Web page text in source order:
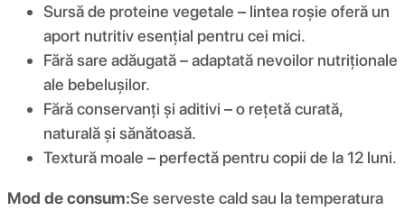
Sursă de proteine vegetale – lintea roșie oferă un
aport nutritiv esențial pentru cei mici.
Fără sare adăugată – adaptată nevoilor nutriționale
ale bebelușilor.
Fără conservanți și aditivi – o rețetă curată,
naturală și sănătoasă.
Textură moale – perfectă pentru copii de la 12 luni.
Mod de consum:Se serveste cald sau la temperatura